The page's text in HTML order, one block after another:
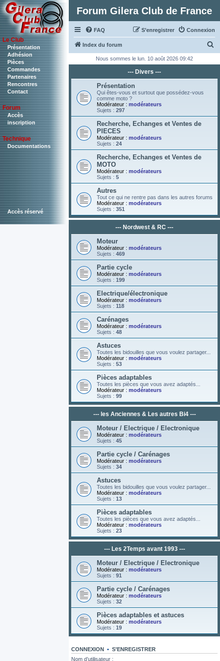
Le Club
Présentation
Adhésion
Pièces
Commandes
Partenaires
Rencontres
Contact
Forum
Accès
inscription
Technique
Documentations
Accès réservé
Forum Gilera Club de France
FAQ Connexion
S’enregistrer
Index du forum
h
c
r
Nous sommes le lun. 10 août 2026 09:42
--- Divers ---
Présentation
Qui êtes-vous et surtout que possédez-vous
comme moto ?
Modérateur : modérateurs
Sujets : 297
Recherche, Echanges et Ventes de
PIECES
Modérateur : modérateurs
Sujets : 24
Recherche, Echanges et Ventes de
MOTO
Modérateur : modérateurs
Sujets : 5
Autres
Tout ce qui ne rentre pas dans les autres forums
Modérateur : modérateurs
Sujets : 351
--- Nordwest & RC ---
Moteur
Modérateur : modérateurs
Sujets : 469
Partie cycle
Modérateur : modérateurs
Sujets : 199
Electrique/électronique
Modérateur : modérateurs
Sujets : 118
Carénages
Modérateur : modérateurs
Sujets : 48
Astuces
Toutes les bidouilles que vous voulez partager...
Modérateur : modérateurs
Sujets : 53
Pièces adaptables
Toutes les pièces que vous avez adaptés...
Modérateur : modérateurs
Sujets : 99
--- les Anciennes & Les autres Bi4 ---
Moteur / Electrique / Electronique
Modérateur : modérateurs
Sujets : 45
Partie cycle / Carénages
Modérateur : modérateurs
Sujets : 34
Astuces
Toutes les bidouilles que vous voulez partager...
Modérateur : modérateurs
Sujets : 13
Pièces adaptables
Toutes les pièces que vous avez adaptés...
Modérateur : modérateurs
Sujets : 23
--- Les 2Temps avant 1993 ---
Moteur / Electrique / Electronique
Modérateur : modérateurs
Sujets : 91
Partie cycle / Carénages
Modérateur : modérateurs
Sujets : 32
Pièces adaptables et astuces
Modérateur : modérateurs
Sujets : 19
CONNEXION • S’ENREGISTRER
Nom d’utilisateur :